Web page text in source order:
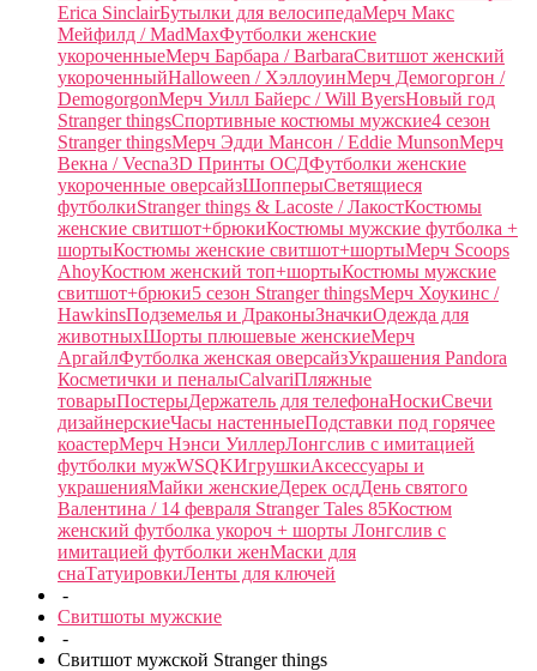
Erica SinclairБутылки для велосипедаМерч Макс
Мейфилд / MadMaxФутболки женские
укороченныеМерч Барбара / BarbaraСвитшот женский
укороченныйHalloween / ХэллоуинМерч Демогоргон /
DemogorgonМерч Уилл Байерс / Will ByersНовый год
Stranger thingsСпортивные костюмы мужские4 сезон
Stranger thingsМерч Эдди Мансон / Eddie MunsonМерч
Векна / Vecna3D Принты ОСДФутболки женские
укороченные оверсайзШопперыСветящиеся
футболкиStranger things & Lacoste / ЛакостКостюмы
женские свитшот+брюкиКостюмы мужские футболка +
шортыКостюмы женские свитшот+шортыМерч Scoops
AhoyКостюм женский топ+шортыКостюмы мужские
свитшот+брюки5 сезон Stranger thingsМерч Хоукинс /
HawkinsПодземелья и ДраконыЗначкиОдежда для
животныхШорты плюшевые женскиеМерч
АргайлФутболка женская оверсайзУкрашения Pandora
Косметички и пеналыCalvariПляжные
товарыПостерыДержатель для телефонаНоскиСвечи
дизайнерскиеЧасы настенныеПодставки под горячее
коастерМерч Нэнси УиллерЛонгслив с имитацией
футболки мужWSQKИгрушкиАксессуары и
украшенияМайки женскиеДерек осдДень святого
Валентина / 14 февраля Stranger Tales 85Костюм
женский футболка укороч + шорты Лонгслив с
имитацией футболки женМаски для
снаТатуировкиЛенты для ключей
-
Свитшоты мужские
-
Свитшот мужской Stranger things